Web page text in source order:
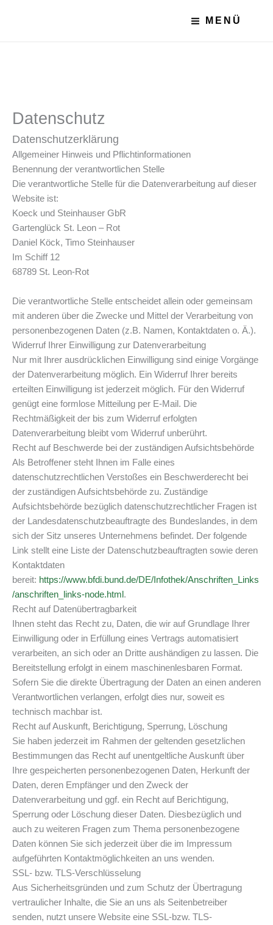
MENÜ
Datenschutz
Datenschutzerklärung
Allgemeiner Hinweis und Pflichtinformationen
Benennung der verantwortlichen Stelle
Die verantwortliche Stelle für die Datenverarbeitung auf dieser
Website ist:
Koeck und Steinhauser GbR
Gartenglück St. Leon – Rot
Daniel Köck, Timo Steinhauser
Im Schiff 12
68789 St. Leon-Rot
Die verantwortliche Stelle entscheidet allein oder gemeinsam
mit anderen über die Zwecke und Mittel der Verarbeitung von
personenbezogenen Daten (z.B. Namen, Kontaktdaten o. Ä.).
Widerruf Ihrer Einwilligung zur Datenverarbeitung
Nur mit Ihrer ausdrücklichen Einwilligung sind einige Vorgänge
der Datenverarbeitung möglich. Ein Widerruf Ihrer bereits
erteilten Einwilligung ist jederzeit möglich. Für den Widerruf
genügt eine formlose Mitteilung per E-Mail. Die
Rechtmäßigkeit der bis zum Widerruf erfolgten
Datenverarbeitung bleibt vom Widerruf unberührt.
Recht auf Beschwerde bei der zuständigen Aufsichtsbehörde
Als Betroffener steht Ihnen im Falle eines
datenschutzrechtlichen Verstoßes ein Beschwerderecht bei
der zuständigen Aufsichtsbehörde zu. Zuständige
Aufsichtsbehörde bezüglich datenschutzrechtlicher Fragen ist
der Landesdatenschutzbeauftragte des Bundeslandes, in dem
sich der Sitz unseres Unternehmens befindet. Der folgende
Link stellt eine Liste der Datenschutzbeauftragten sowie deren
Kontaktdaten
bereit: https://www.bfdi.bund.de/DE/Infothek/Anschriften_Links
/anschriften_links-node.html .
Recht auf Datenübertragbarkeit
Ihnen steht das Recht zu, Daten, die wir auf Grundlage Ihrer
Einwilligung oder in Erfüllung eines Vertrags automatisiert
verarbeiten, an sich oder an Dritte aushändigen zu lassen. Die
Bereitstellung erfolgt in einem maschinenlesbaren Format.
Sofern Sie die direkte Übertragung der Daten an einen anderen
Verantwortlichen verlangen, erfolgt dies nur, soweit es
technisch machbar ist.
Recht auf Auskunft, Berichtigung, Sperrung, Löschung
Sie haben jederzeit im Rahmen der geltenden gesetzlichen
Bestimmungen das Recht auf unentgeltliche Auskunft über
Ihre gespeicherten personenbezogenen Daten, Herkunft der
Daten, deren Empfänger und den Zweck der
Datenverarbeitung und ggf. ein Recht auf Berichtigung,
Sperrung oder Löschung dieser Daten. Diesbezüglich und
auch zu weiteren Fragen zum Thema personenbezogene
Daten können Sie sich jederzeit über die im Impressum
aufgeführten Kontaktmöglichkeiten an uns wenden.
SSL- bzw. TLS-Verschlüsselung
Aus Sicherheitsgründen und zum Schutz der Übertragung
vertraulicher Inhalte, die Sie an uns als Seitenbetreiber
senden, nutzt unsere Website eine SSL-bzw. TLS-